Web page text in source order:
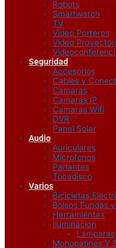
Robots
Smartwatch
TV
Video Porteros
Video
Seguridad
Accesorios
Cables y
Camaras
Camaras IP
Camaras Wifi
DVR
Panel Solar
Audio
Auriculares
Microfonos
Parlantes
Tocadisco
Varios
Bicicletas
Bolsos Fundas
Herramientas
Iluminacion
Lamparas
Monopatines Y